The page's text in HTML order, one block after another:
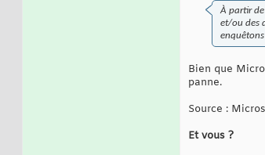
À partir
et/ou des
Bien que
panne.
Source :
Et vous ?